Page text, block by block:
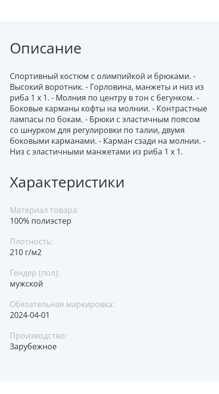
Описание
Cпортивный костюм с олимпийкой и брюками. -
Высокий воротник. - Горловина, манжеты и низ из
риба 1 x 1. - Молния по центру в тон с бегунком. -
Боковые карманы кофты на молнии. - Контрастные
лампасы по бокам. - Брюки с эластичным поясом
со шнурком для регулировки по талии, двумя
боковыми карманами. - Карман сзади на молнии. -
Низ с эластичными манжетами из риба 1 x 1.
Характеристики
Материал товара:
100% полиэстер
Плотность:
210 г/м2
Гендер (пол):
мужской
Обязательная маркировка:
2024-04-01
Производство:
Зарубежное